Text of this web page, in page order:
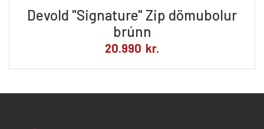
Devold "Signature" Zip dömubolur
brúnn
20.990 kr.